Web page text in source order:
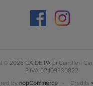
© 2026 CA.DE.PA di Camilleri
P.IVA 02409330822
by nopCommerce- Credits